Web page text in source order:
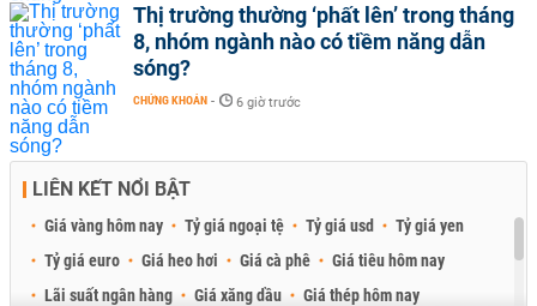
Thị trường thường ‘phất lên’ trong tháng
8, nhóm ngành nào có tiềm năng dẫn
sóng?
CHỨNG KHOÁN - 6 giờ trước
LIÊN KẾT NỔI BẬT
Giá vàng hôm nay Tỷ giá ngoại tệ Tỷ giá usd
Tỷ giá yen
Tỷ giá euro
Giá heo hơi Giá cà phê
Giá tiêu hôm nay
Lãi suất ngân hàng
Giá xăng dầu
Giá thép hôm nay